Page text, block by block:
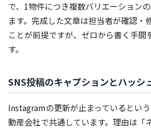
で、1物件につき複数バリエーション
ます。完成した文章は担当者が確認・
ことが前提ですが、ゼロから書く手間
す。
SNS投稿のキャプションとハッシ
Instagramの更新が止まっているとい
動産会社で共通しています。理由は「